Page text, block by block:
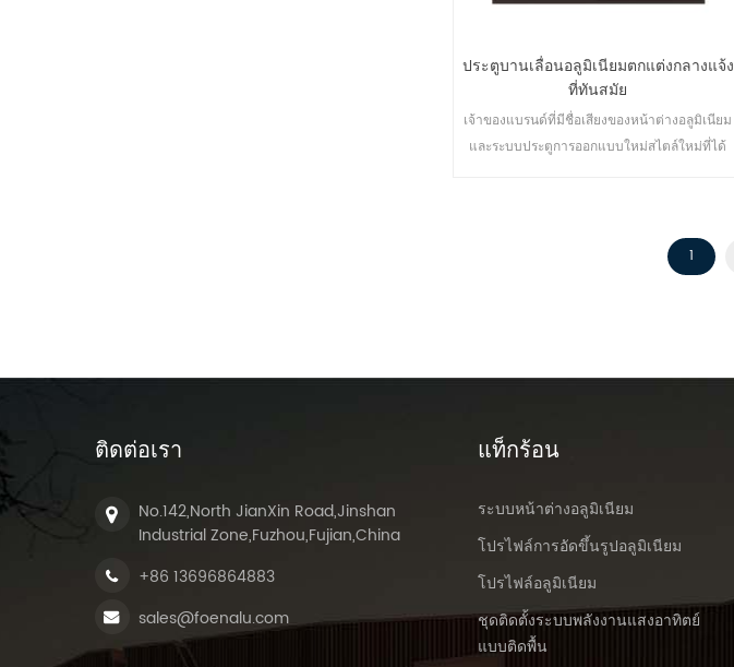
ประตูบานเลื่อนอลูมิเนียมตกแต่งกลางแจ้ง
ที่ทันสมัย
เจ้าของแบรนด์ที่มีชื่อเสียงของหน้าต่างอลูมิเนียม
และระบบประตูการออกแบบใหม่สไตล์ใหม่ที่ได้
1
ติดต่อเรา
No.142,North JianXin Road,Jinshan
Industrial Zone,Fuzhou,Fujian,China
+86 13696864883
sales@foenalu.com
แท็กร้อน
ระบบหน้าต่างอลูมิเนียม
โปรไฟล์การอัดขึ้นรูปอลูมิเนียม
โปรไฟล์อลูมิเนียม
ชุดติดตั้งระบบพลังงานแสงอาทิตย์
แบบติดพื้น